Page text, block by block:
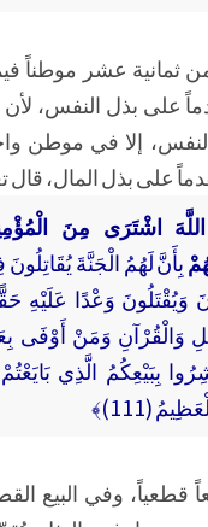
ثمانية عشر موطناً
على بذل النفس،
إلا في موطن
على بذل المال، قال
اشْتَرَى مِنَ
بِأَنَّ لَهُمُ الْجَنَّةَ
وَيُقْتَلُونَ وَعْدًا عَلَيْهِ
وَالْقُرْآنِ وَمَنْ أَوْفَى
بِبَيْعِكُمُ الَّذِي
(111)﴾
قطعياً، وفي البيع